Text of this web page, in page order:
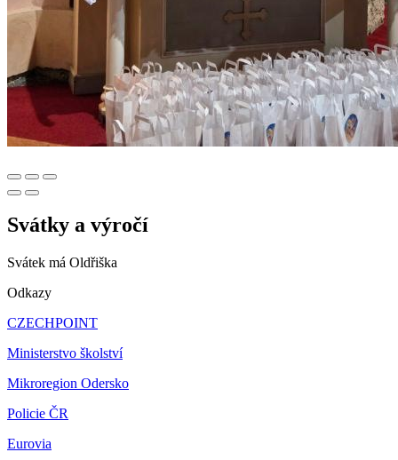
Svátky a výročí
Svátek má Oldřiška
Odkazy
CZECHPOINT
Ministerstvo školství
Mikroregion Odersko
Policie ČR
Eurovia